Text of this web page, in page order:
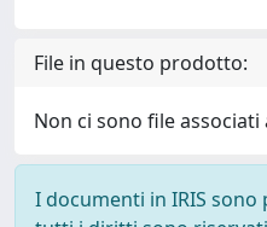
File in questo prodotto:
Non ci sono file
I documenti in IRIS